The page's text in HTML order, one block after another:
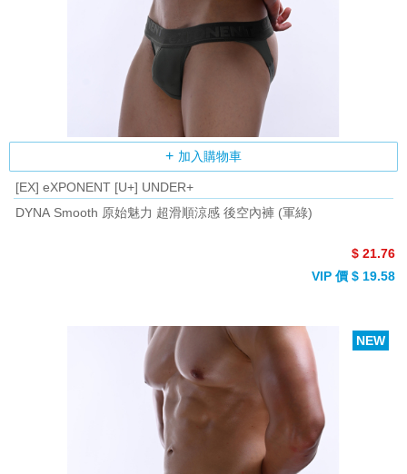
加入購物車
[EX] eXPONENT [U+] UNDER+
DYNA Smooth 原始魅力 超滑順涼感 後空內褲 (軍綠)
$ 21.76
VIP 價 $ 19.58
NEW